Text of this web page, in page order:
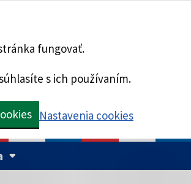
fungovať.
s ich používaním.
Nastavenia cookies